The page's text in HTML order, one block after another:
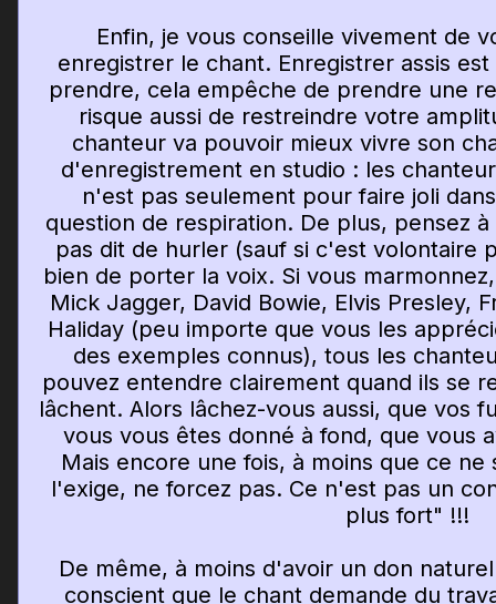
Enfin, je vous conseille vivement de
enregistrer le chant. Enregistrer assis
prendre, cela empêche de prendre une
risque aussi de restreindre votre
chanteur va pouvoir mieux vivre son
d'enregistrement en studio : les
n'est pas seulement pour faire joli
question de respiration. De plus, pensez
pas dit de hurler (sauf si c'est volontaire
bien de porter la voix. Si vous
Mick Jagger, David Bowie, Elvis Presley,
Haliday (peu importe que vous les
des exemples connus), tous les
pouvez entendre clairement quand ils se
lâchent. Alors lâchez-vous aussi, que vos
vous vous êtes donné à fond, que vous
Mais encore une fois, à moins que ce
l'exige, ne forcez pas. Ce n'est pas un
plus fort" !!!
De même, à moins d'avoir un don
conscient que le chant demande du